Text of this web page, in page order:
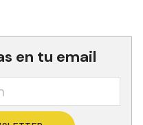
en tu email